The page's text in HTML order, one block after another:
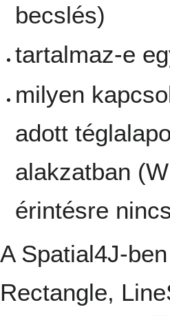
becslés)
tartalmaz-e
milyen
adott
alakzatban
érintésre
A Spatial4J-
Rectangle,